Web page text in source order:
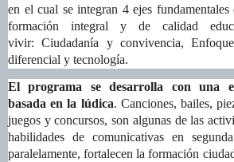
en el cual se integran 4 ejes fundamentales
formación integral y de calidad
vivir:
Ciudadanía y convivencia,
diferencial y tecnología.
El programa se desarrolla con una
basada en la lúdica. Canciones, bailes,
juegos y concursos, son algunas de las
habilidades de comunicativas en
paralelamente, fortalecen la formación